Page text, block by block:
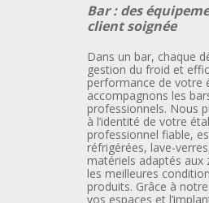
Bar : des
client soignée
Dans un bar, chaque
gestion du froid et
performance de votre
accompagnons les
professionnels. Nous
à l’identité de votre
professionnel fiable,
réfrigérées, lave-
matériels adaptés
les meilleures
produits. Grâce à
vos espaces et